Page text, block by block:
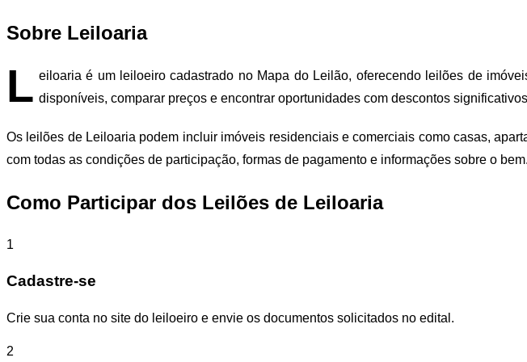
Sobre Leiloaria
L eiloaria é um leiloeiro cadastrado no Mapa do Leilão, oferecendo leilões de
disponíveis, comparar preços e encontrar oportunidades com descontos
Os leilões de Leiloaria podem incluir imóveis residenciais e comerciais como casas,
com todas as condições de participação, formas de pagamento e informações sobre o bem.
Como Participar dos Leilões de Leiloaria
1
Cadastre-se
Crie sua conta no site do leiloeiro e envie os documentos solicitados no edital.
2